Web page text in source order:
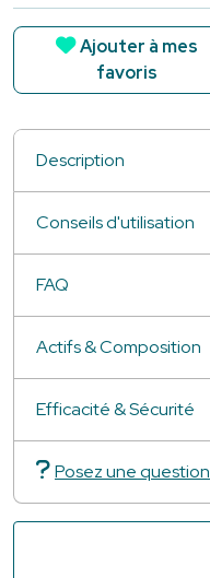
Ajouter à mes
favoris
Description
Conseils d'utilisation
FAQ
Actifs & Composition
Efficacité & Sécurité
Posez une question